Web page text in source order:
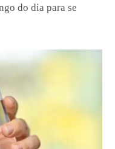
do dia para se